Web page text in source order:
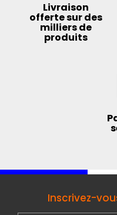
Livraison
offerte sur des
milliers de
produits
Inscrivez-